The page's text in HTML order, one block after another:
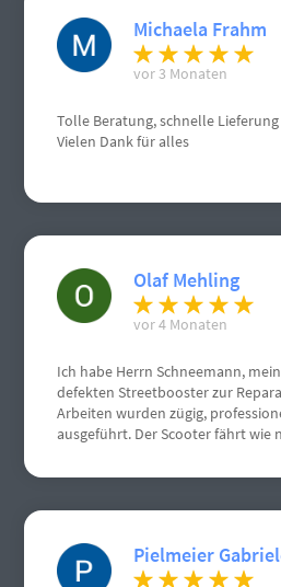
Michaela Frahm
vor 3 Monaten
Tolle Beratung, schnelle
Vielen Dank für alles
Olaf Mehling
vor 4 Monaten
Ich habe Herrn Schneemann,
defekten Streetbooster zur
Arbeiten wurden zügig,
ausgeführt. Der Scooter fährt wie
Pielmeier